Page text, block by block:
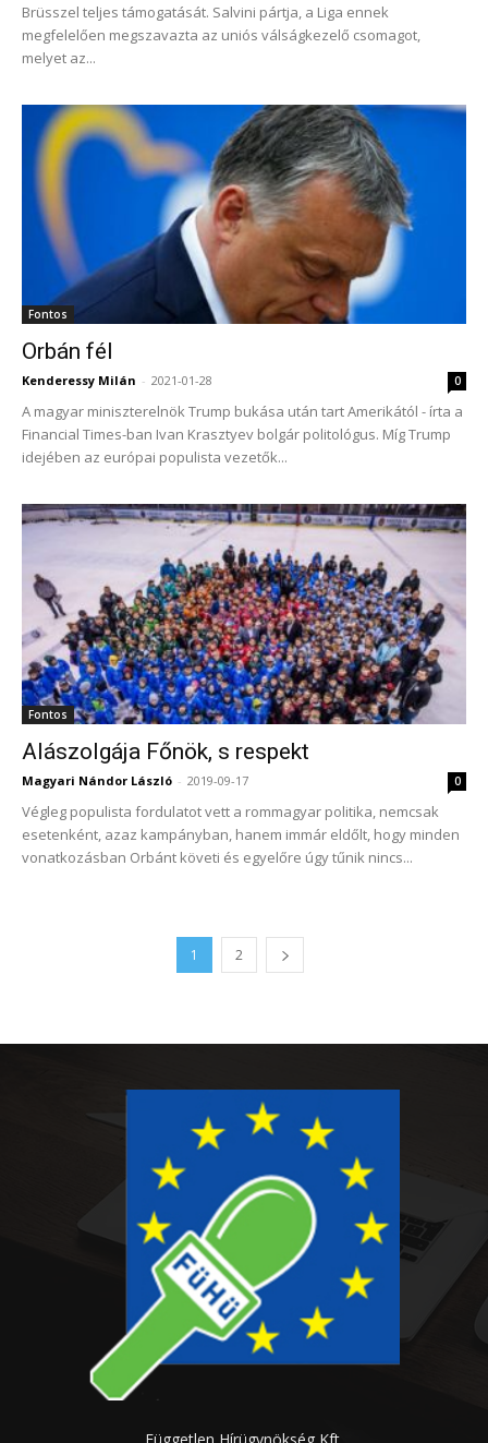
Brüsszel teljes támogatását. Salvini pártja, a Liga ennek
megfelelően megszavazta az uniós válságkezelő csomagot,
melyet az...
Fontos
Orbán fél
Kenderessy Milán - 2021-01-28 0
A magyar miniszterelnök Trump bukása után tart Amerikától - írta a
Financial Times-ban Ivan Krasztyev bolgár politológus. Míg Trump
idejében az európai populista vezetők...
Fontos
Alászolgája Főnök, s respekt
Magyari Nándor László - 2019-09-17 0
Végleg populista fordulatot vett a rommagyar politika, nemcsak
esetenként, azaz kampányban, hanem immár eldőlt, hogy minden
vonatkozásban Orbánt követi és egyelőre úgy tűnik nincs...
1 2